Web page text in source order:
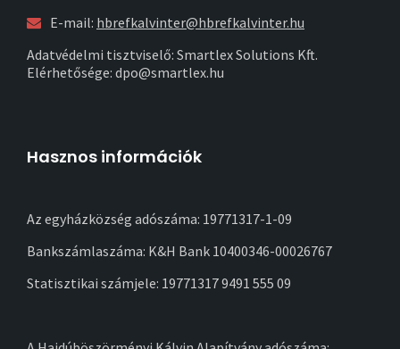
E-mail: hbrefkalvinter@hbrefkalvinter.hu
Adatvédelmi tisztviselő: Smartlex Solutions Kft.
Elérhetősége: dpo@smartlex.hu
Hasznos információk
Az egyházközség adószáma: 19771317-1-09
Bankszámlaszáma: K&H Bank 10400346-00026767
Statisztikai számjele: 19771317 9491 555 09